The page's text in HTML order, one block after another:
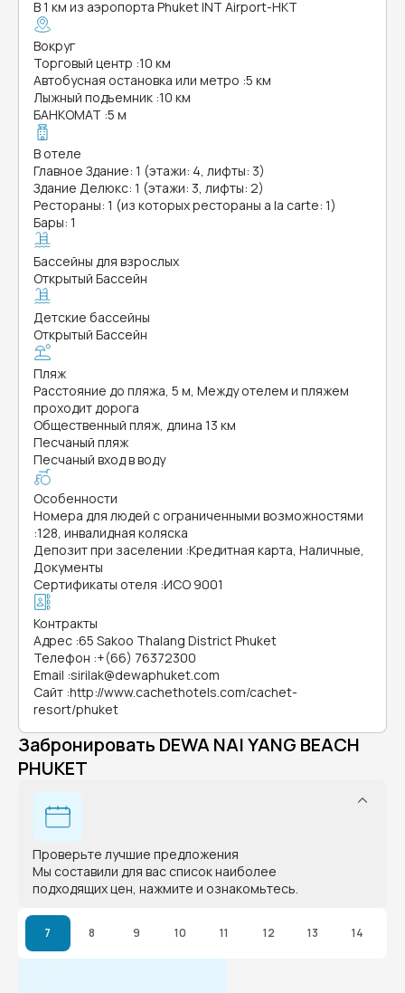
В 1 км из аэропорта Phuket INT Airport-HKT
Вокруг
Торговый центр :10 км
Автобусная остановка или метро :5 км
Лыжный подъемник :10 км
БАНКОМАТ :5 м
В отеле
Главное Здание: 1 (этажи: 4, лифты: 3)
Здание Делюкс: 1 (этажи: 3, лифты: 2)
Рестораны: 1 (из которых рестораны a la carte: 1)
Бары: 1
Бассейны для взрослых
Открытый Бассейн
Детские бассейны
Открытый Бассейн
Пляж
Расстояние до пляжа, 5 м, Между отелем и пляжем
проходит дорога
Общественный пляж, длина 13 км
Песчаный пляж
Песчаный вход в воду
Особенности
Номера для людей с ограниченными возможностями
:128, инвалидная коляска
Депозит при заселении :Кредитная карта, Наличные,
Документы
Сертификаты отеля :ИСО 9001
Контракты
Адрес :65 Sakoo Thalang District Phuket
Телефон :+(66) 76372300
Email :sirilak@dewaphuket.com
Сайт :http://www.cachethotels.com/cachet-
resort/phuket
Забронировать DEWA NAI YANG BEACH
PHUKET
Проверьте лучшие предложения
Мы составили для вас список наиболее
подходящих цен, нажмите и ознакомьтесь.
7 8 9 10 11 12 13 14